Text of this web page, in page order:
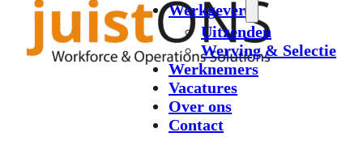
Werkgever
Uitzenden
Werving & Selectie
Werknemers
Vacatures
Over ons
Contact